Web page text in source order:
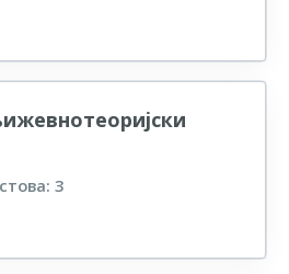
народне (усмене)
3